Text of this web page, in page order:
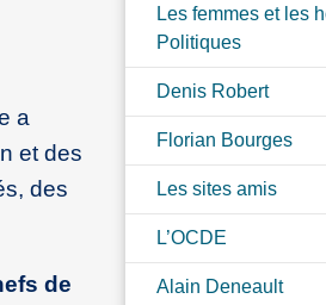
a
et des
des
de
Les femmes et les
Politiques
Denis Robert
Florian Bourges
Les sites amis
L’OCDE
Alain Deneault